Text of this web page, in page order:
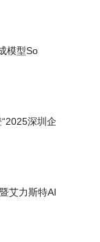
模型So
深圳企
艾力斯特AI